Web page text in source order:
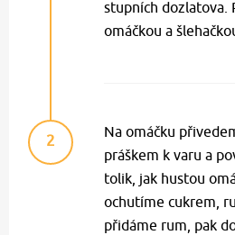
stupních dozlatova.
omáčkou a
2
Na omáčku
práškem k varu a
tolik, jak hustou
ochutíme cukrem,
přidáme rum, pak